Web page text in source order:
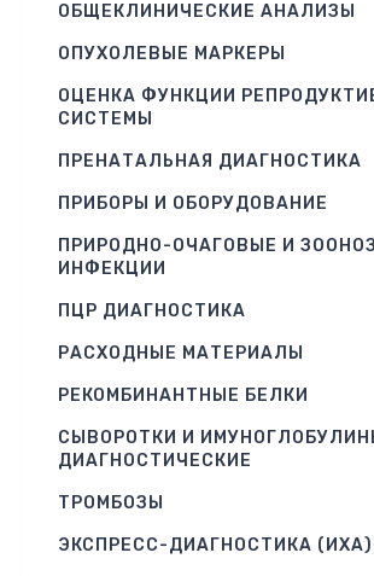
ОБЩЕКЛИНИЧЕСКИЕ АНАЛИЗЫ
ОПУХОЛЕВЫЕ МАРКЕРЫ
ОЦЕНКА ФУНКЦИИ
СИСТЕМЫ
ПРЕНАТАЛЬНАЯ ДИАГНОСТИКА
ПРИБОРЫ И ОБОРУДОВАНИЕ
ПРИРОДНО-ОЧАГОВЫЕ И
ИНФЕКЦИИ
ПЦР ДИАГНОСТИКА
РАСХОДНЫЕ МАТЕРИАЛЫ
РЕКОМБИНАНТНЫЕ БЕЛКИ
СЫВОРОТКИ И
ДИАГНОСТИЧЕСКИЕ
ТРОМБОЗЫ
ЭКСПРЕСС-ДИАГНОСТИКА (ИХА)